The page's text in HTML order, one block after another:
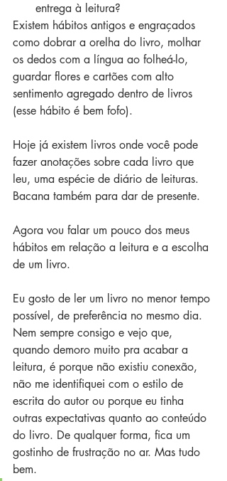
entrega à leitura?
Existem hábitos antigos e engraçados
como dobrar a orelha do livro, molhar
os dedos com a língua ao folheá-lo,
guardar flores e cartões com alto
sentimento agregado dentro de livros
(esse hábito é bem fofo).
Hoje já existem livros onde você pode
fazer anotações sobre cada livro que
leu, uma espécie de diário de leituras.
Bacana também para dar de presente.
Agora vou falar um pouco dos meus
hábitos em relação a leitura e a escolha
de um livro.
Eu gosto de ler um livro no menor tempo
possível, de preferência no mesmo dia.
Nem sempre consigo e vejo que,
quando demoro muito pra acabar a
leitura, é porque não existiu conexão,
não me identifiquei com o estilo de
escrita do autor ou porque eu tinha
outras expectativas quanto ao conteúdo
do livro. De qualquer forma, fica um
gostinho de frustração no ar. Mas tudo
bem.